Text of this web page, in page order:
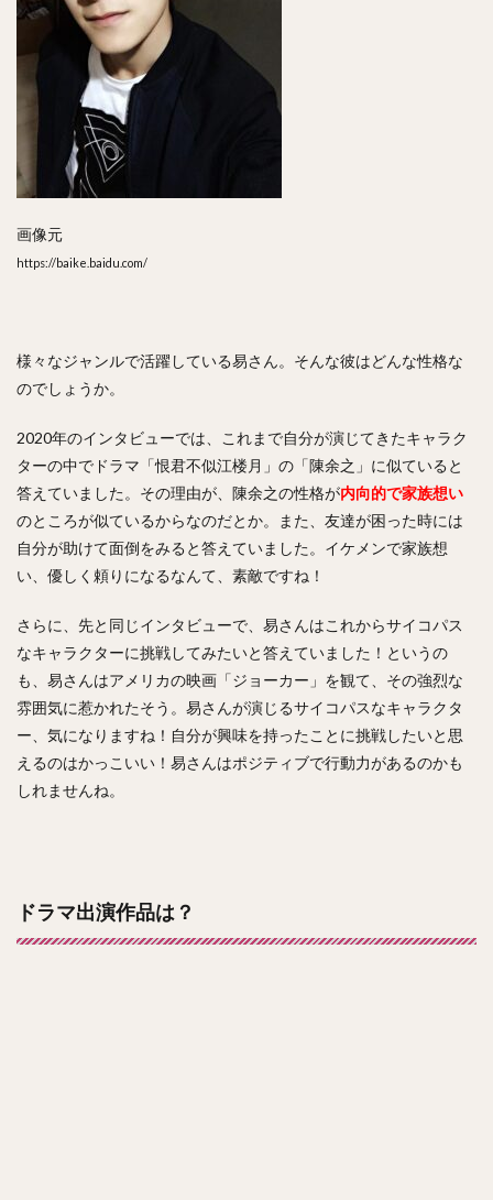
画像元
https://baike.baidu.com/
様々なジャンルで活躍している易さん。そんな彼はどんな性格な
のでしょうか。
2020年のインタビューでは、これまで自分が演じてきたキャラク
ターの中でドラマ「恨君不似江楼月」の「陳余之」に似ていると
答えていました。その理由が、陳余之の性格が内向的で家族想い
のところが似ているからなのだとか。また、友達が困った時には
自分が助けて面倒をみると答えていました。イケメンで家族想
い、優しく頼りになるなんて、素敵ですね！
さらに、先と同じインタビューで、易さんはこれからサイコパス
なキャラクターに挑戦してみたいと答えていました！というの
も、易さんはアメリカの映画「ジョーカー」を観て、その強烈な
雰囲気に惹かれたそう。易さんが演じるサイコパスなキャラクタ
ー、気になりますね！自分が興味を持ったことに挑戦したいと思
えるのはかっこいい！易さんはポジティブで行動力があるのかも
しれませんね。
ドラマ出演作品は？